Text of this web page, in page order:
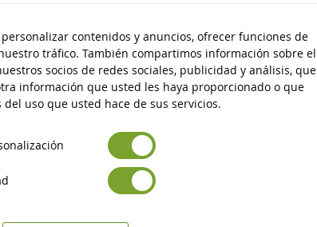
contenidos y anuncios, ofrecer funciones de
tráfico. También compartimos información sobre el
socios de redes sociales, publicidad y análisis, que
información que usted les haya proporcionado o que
uso que usted hace de sus servicios.